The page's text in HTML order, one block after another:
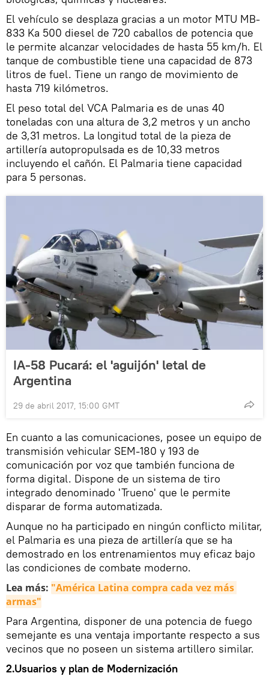
El vehículo se desplaza gracias a un motor MTU MB-
833 Ka 500 diesel de 720 caballos de potencia que
le permite alcanzar velocidades de hasta 55 km/h. El
tanque de combustible tiene una capacidad de 873
litros de fuel. Tiene un rango de movimiento de
hasta 719 kilómetros.
El peso total del VCA Palmaria es de unas 40
toneladas con una altura de 3,2 metros y un ancho
de 3,31 metros. La longitud total de la pieza de
artillería autopropulsada es de 10,33 metros
incluyendo el cañón. El Palmaria tiene capacidad
para 5 personas.
IA-58 Pucará: el 'aguijón' letal de
Argentina
29 de abril 2017, 15:00 GMT
En cuanto a las comunicaciones, posee un equipo de
transmisión vehicular SEM-180 y 193 de
comunicación por voz que también funciona de
forma digital. Dispone de un sistema de tiro
integrado denominado 'Trueno' que le permite
disparar de forma automatizada.
Aunque no ha participado en ningún conflicto militar,
el Palmaria es una pieza de artillería que se ha
demostrado en los entrenamientos muy eficaz bajo
las condiciones de combate moderno.
Lea más: "América Latina compra cada vez más
armas"
Para Argentina, disponer de una potencia de fuego
semejante es una ventaja importante respecto a sus
vecinos que no poseen un sistema artillero similar.
2.Usuarios y plan de Modernización